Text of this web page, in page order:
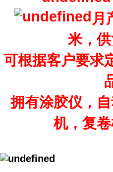
月
米，
可根据客户要求
拥有涂胶仪，
机，复